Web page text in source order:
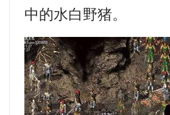
中的水白野猪。